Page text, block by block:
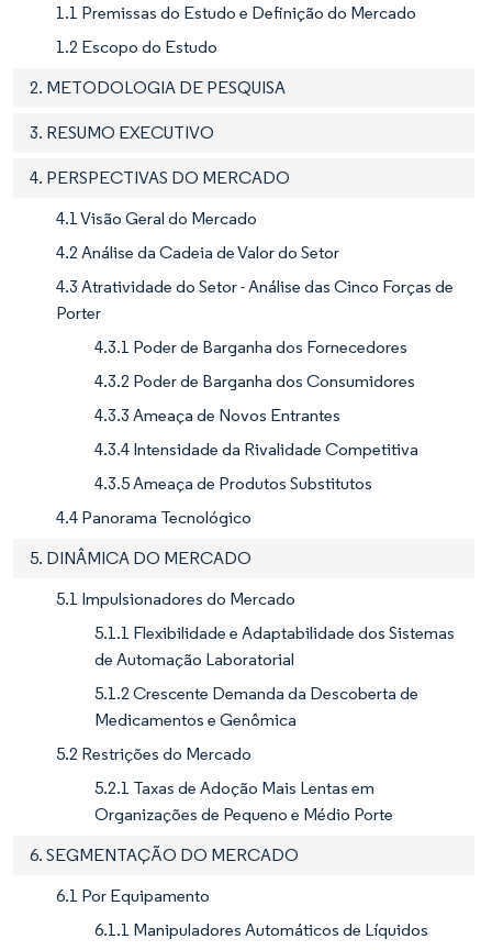
1.1 Premissas do Estudo e Definição do Mercado
1.2 Escopo do Estudo
2. METODOLOGIA DE PESQUISA
3. RESUMO EXECUTIVO
4. PERSPECTIVAS DO MERCADO
4.1 Visão Geral do Mercado
4.2 Análise da Cadeia de Valor do Setor
4.3 Atratividade do Setor - Análise das Cinco Forças de
Porter
4.3.1 Poder de Barganha dos Fornecedores
4.3.2 Poder de Barganha dos Consumidores
4.3.3 Ameaça de Novos Entrantes
4.3.4 Intensidade da Rivalidade Competitiva
4.3.5 Ameaça de Produtos Substitutos
4.4 Panorama Tecnológico
5. DINÂMICA DO MERCADO
5.1 Impulsionadores do Mercado
5.1.1 Flexibilidade e Adaptabilidade dos Sistemas
de Automação Laboratorial
5.1.2 Crescente Demanda da Descoberta de
Medicamentos e Genômica
5.2 Restrições do Mercado
5.2.1 Taxas de Adoção Mais Lentas em
Organizações de Pequeno e Médio Porte
6. SEGMENTAÇÃO DO MERCADO
6.1 Por Equipamento
6.1.1 Manipuladores Automáticos de Líquidos